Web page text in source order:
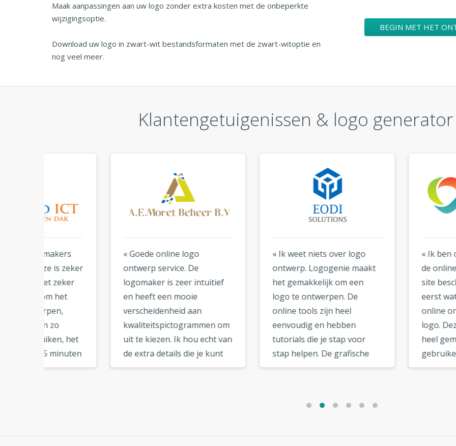
Maak aanpassingen aan uw logo zonder extra kosten met de onbeperkte
wijzigingsoptie.
Download uw logo in zwart-wit bestandsformaten met de zwart-witoptie en
nog veel meer.
BEGIN MET HET
Klantengetuigenissen & logo
« Goede online logo
ontwerp service. De
logomaker is zeer intuïtief
en heeft een mooie
verscheidenheid aan
kwaliteitspictogrammen om
uit te kiezen. Ik hou echt van
de extra details die je kunt
toevoegen aan je logo
« Ik weet niets over logo
ontwerp. Logogenie maakt
het gemakkelijk om een
logo te ontwerpen. De
online tools zijn heel
eenvoudig en hebben
tutorials die je stap voor
stap helpen. De grafische
bestanden kunnen worden
« Ik ben onder de indruk
de online tools die op
site beschikbaar zijn. Ik
eerst wat sceptisch over
online ontwerpen van
logo. Deze logomaker is
heel gemakkelijk te
gebruiken en heeft een
aantal
uit te kiezen. De opties in